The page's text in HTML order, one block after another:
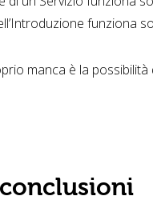
funziona
manca è la